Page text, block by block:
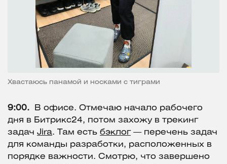
Хвастаюсь панамой и носками с тиграми
9:00.
В офисе. Отмечаю начало рабочего
дня в Битрикс24, потом захожу в трекинг
задач Jira. Там есть бэклог— перечень задач
для команды разработки, расположенных в
порядке важности. Смотрю, что завершено